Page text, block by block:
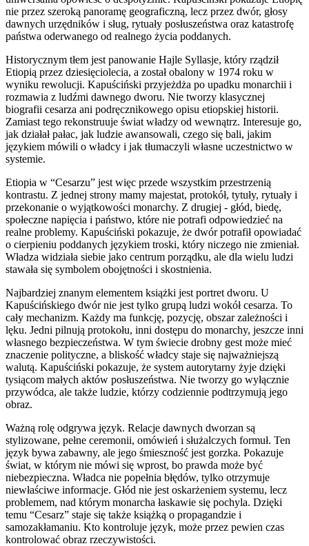
nie przez szeroką panoramę geograficzną, lecz przez dwór, głosy
dawnych urzędników i sług, rytuały posłuszeństwa oraz katastrofę
państwa oderwanego od realnego życia poddanych.
Historycznym tłem jest panowanie Hajle Syllasje, który rządził
Etiopią przez dziesięciolecia, a został obalony w 1974 roku w
wyniku rewolucji. Kapuściński przyjeżdża po upadku monarchii i
rozmawia z ludźmi dawnego dworu. Nie tworzy klasycznej
biografii cesarza ani podręcznikowego opisu etiopskiej historii.
Zamiast tego rekonstruuje świat władzy od wewnątrz. Interesuje go,
jak działał pałac, jak ludzie awansowali, czego się bali, jakim
językiem mówili o władcy i jak tłumaczyli własne uczestnictwo w
systemie.
Etiopia w “Cesarzu” jest więc przede wszystkim przestrzenią
kontrastu. Z jednej strony mamy majestat, protokół, tytuły, rytuały i
przekonanie o wyjątkowości monarchy. Z drugiej - głód, biedę,
społeczne napięcia i państwo, które nie potrafi odpowiedzieć na
realne problemy. Kapuściński pokazuje, że dwór potrafił opowiadać
o cierpieniu poddanych językiem troski, który niczego nie zmieniał.
Władza widziała siebie jako centrum porządku, ale dla wielu ludzi
stawała się symbolem obojętności i skostnienia.
Najbardziej znanym elementem książki jest portret dworu. U
Kapuścińskiego dwór nie jest tylko grupą ludzi wokół cesarza. To
cały mechanizm. Każdy ma funkcję, pozycję, obszar zależności i
lęku. Jedni pilnują protokołu, inni dostępu do monarchy, jeszcze inni
własnego bezpieczeństwa. W tym świecie drobny gest może mieć
znaczenie polityczne, a bliskość władcy staje się najważniejszą
walutą. Kapuściński pokazuje, że system autorytarny żyje dzięki
tysiącom małych aktów posłuszeństwa. Nie tworzy go wyłącznie
przywódca, ale także ludzie, którzy codziennie podtrzymują jego
obraz.
Ważną rolę odgrywa język. Relacje dawnych dworzan są
stylizowane, pełne ceremonii, omówień i służalczych formuł. Ten
język bywa zabawny, ale jego śmieszność jest gorzka. Pokazuje
świat, w którym nie mówi się wprost, bo prawda może być
niebezpieczna. Władca nie popełnia błędów, tylko otrzymuje
niewłaściwe informacje. Głód nie jest oskarżeniem systemu, lecz
problemem, nad którym monarcha łaskawie się pochyla. Dzięki
temu “Cesarz” staje się także książką o propagandzie i
samozakłamaniu. Kto kontroluje język, może przez pewien czas
kontrolować obraz rzeczywistości.